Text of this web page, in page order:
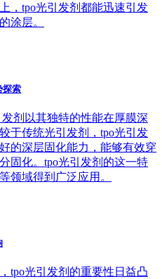
，tpo光引发剂都能迅速引发
涂层。
探索
剂以其独特的性能在厚膜深
于传统光引发剂，tpo光引发
的深层固化能力，能够有效穿
固化。tpo光引发剂的这一特
领域得到广泛应用。
tpo光引发剂的重要性日益凸